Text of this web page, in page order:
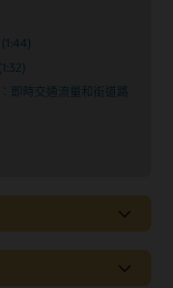
即時交通流量和街道路